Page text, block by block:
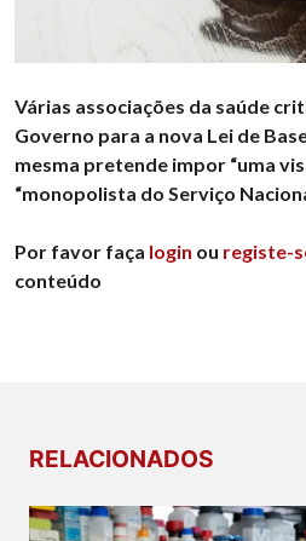
Várias associações da saúde
Governo para a nova Lei de
mesma pretende impor “uma
“monopolista do Serviço
Por favor faça login ou registe-
conteúdo
RELACIONADOS